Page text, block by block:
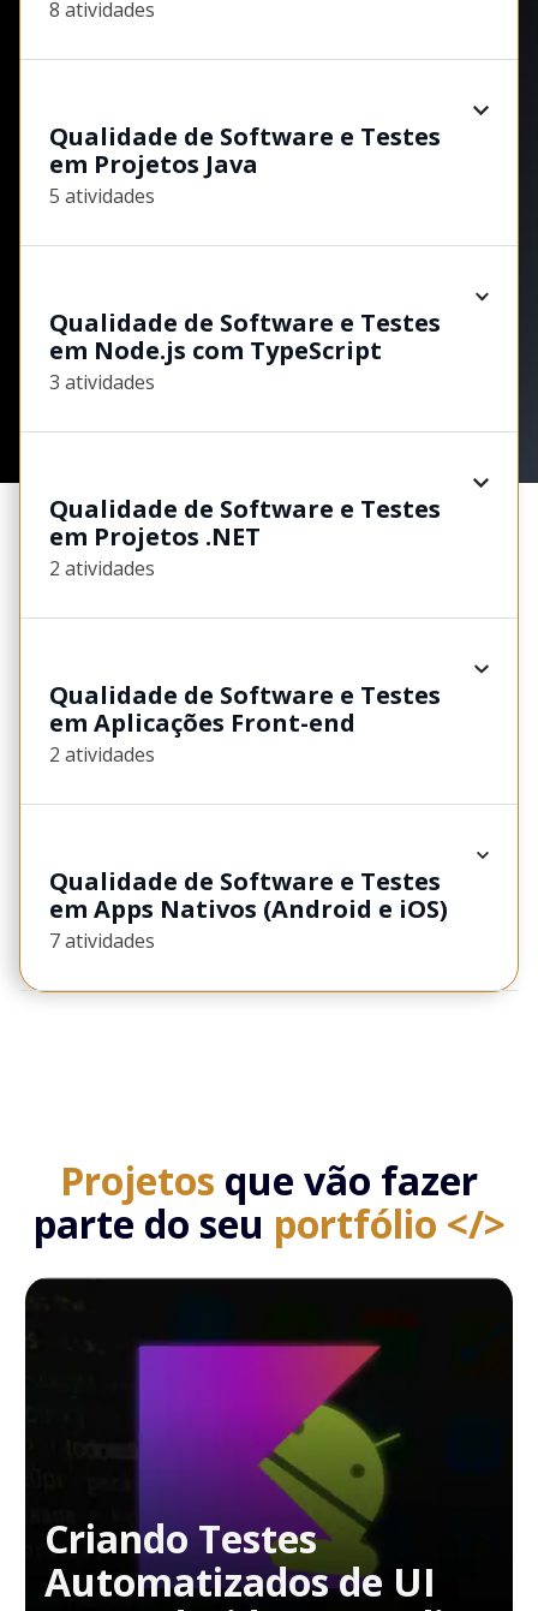
8 atividades
Qualidade de Software e Testes
em Projetos Java
5 atividades
Qualidade de Software e Testes
em Node.js com TypeScript
3 atividades
Qualidade de Software e Testes
em Projetos .NET
2 atividades
Qualidade de Software e Testes
em Aplicações Front-end
2 atividades
Qualidade de Software e Testes
em Apps Nativos (Android e iOS)
7 atividades
Projetos que vão fazer
parte do seu portfólio </>
Criando Testes
Automatizados de UI